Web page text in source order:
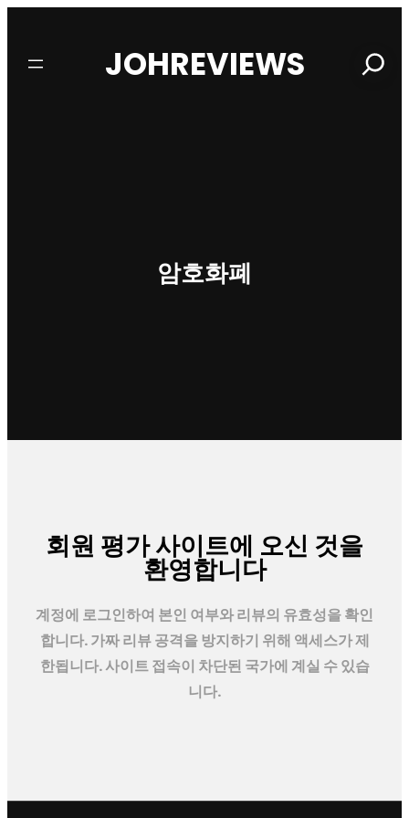
JOHREVIEWS Search
암호화폐
회원 평가 사이트에 오신 것을
환영합니다
계정에 로그인하여 본인 여부와 리뷰의 유효성을 확인
합니다. 가짜 리뷰 공격을 방지하기 위해 액세스가 제
한됩니다. 사이트 접속이 차단된 국가에 계실 수 있습
니다.